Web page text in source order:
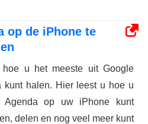
op de iPhone te
hoe u het meeste uit Google
kunt halen. Hier leest u hoe u
Agenda op uw iPhone kunt
delen en nog veel meer kunt